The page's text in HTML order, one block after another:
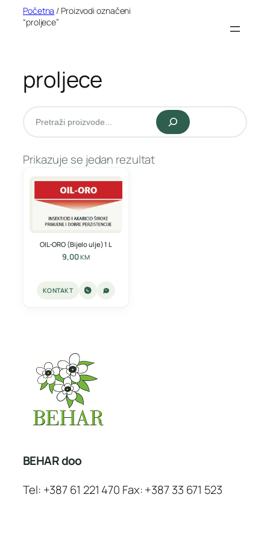
Početna / Proizvodi označeni
“proljece”
proljece
Pretraži
Prikazuje se jedan rezultat
OIL-ORO (Bijelo ulje) 1 L
9,00KM
KONTAKT
BEHAR doo
Tel: +387 61 221 470 Fax: +387 33 671 523